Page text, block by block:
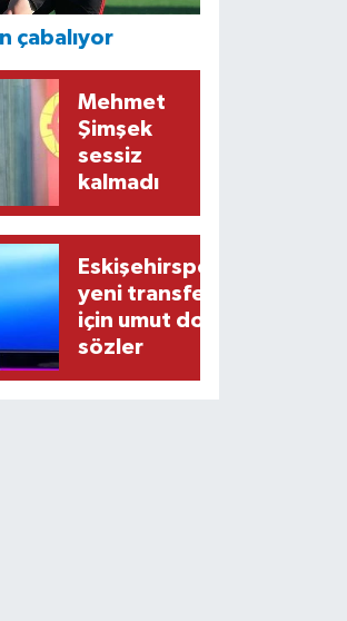
çabalıyor
Mehmet
Şimşek
sessiz
kalmadı
Eskişehirspor’un
yeni transferi
için umut dolu
sözler